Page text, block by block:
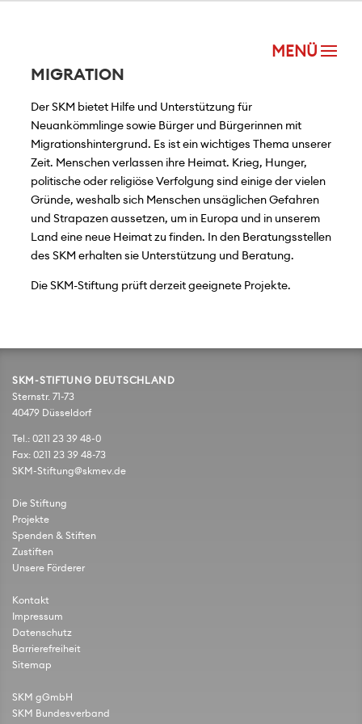
MIGRATION
Der SKM bietet Hilfe und Unterstützung für
Neuankömmlinge sowie Bürger und Bürgerinnen mit
Migrationshintergrund. Es ist ein wichtiges Thema unserer
Zeit. Menschen verlassen ihre Heimat. Krieg, Hunger,
politische oder religiöse Verfolgung sind einige der vielen
Gründe, weshalb sich Menschen unsäglichen Gefahren
und Strapazen aussetzen, um in Europa und in unserem
Land eine neue Heimat zu finden. In den Beratungsstellen
des SKM erhalten sie Unterstützung und Beratung.
Die SKM-Stiftung prüft derzeit geeignete Projekte.
SKM-STIFTUNG DEUTSCHLAND
Sternstr. 71-73
40479 Düsseldorf
Tel.: 0211 23 39 48-0
Fax: 0211 23 39 48-73
SKM-Stiftung@skmev.de
Die Stiftung
Projekte
Spenden & Stiften
Zustiften
Unsere Förderer
Kontakt
Impressum
Datenschutz
Barrierefreiheit
Sitemap
SKM gGmbH
SKM Bundesverband